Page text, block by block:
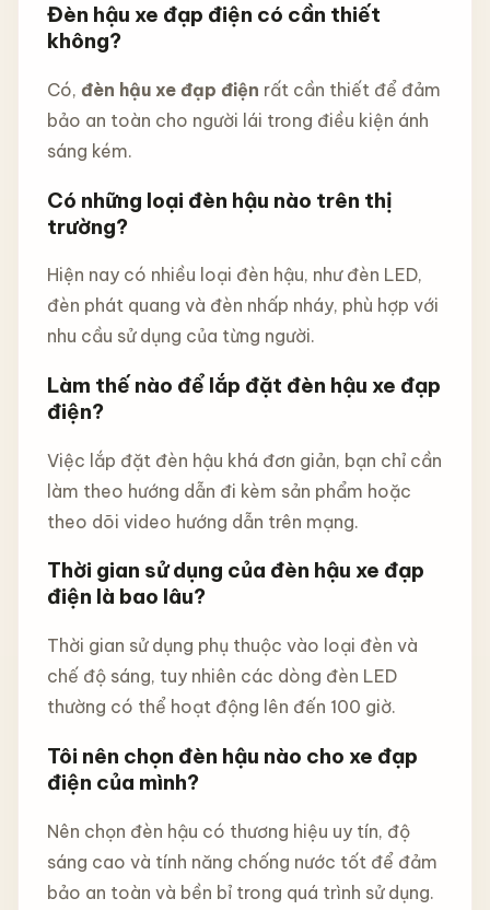
Đèn hậu xe đạp điện có cần thiết
không?
Có, đèn hậu xe đạp điện rất cần thiết để đảm
bảo an toàn cho người lái trong điều kiện ánh
sáng kém.
Có những loại đèn hậu nào trên thị
trường?
Hiện nay có nhiều loại đèn hậu, như đèn LED,
đèn phát quang và đèn nhấp nháy, phù hợp với
nhu cầu sử dụng của từng người.
Làm thế nào để lắp đặt đèn hậu xe đạp
điện?
Việc lắp đặt đèn hậu khá đơn giản, bạn chỉ cần
làm theo hướng dẫn đi kèm sản phẩm hoặc
theo dõi video hướng dẫn trên mạng.
Thời gian sử dụng của đèn hậu xe đạp
điện là bao lâu?
Thời gian sử dụng phụ thuộc vào loại đèn và
chế độ sáng, tuy nhiên các dòng đèn LED
thường có thể hoạt động lên đến 100 giờ.
Tôi nên chọn đèn hậu nào cho xe đạp
điện của mình?
Nên chọn đèn hậu có thương hiệu uy tín, độ
sáng cao và tính năng chống nước tốt để đảm
bảo an toàn và bền bỉ trong quá trình sử dụng.